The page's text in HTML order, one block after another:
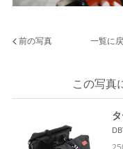
前の写真 一覧に
この写真